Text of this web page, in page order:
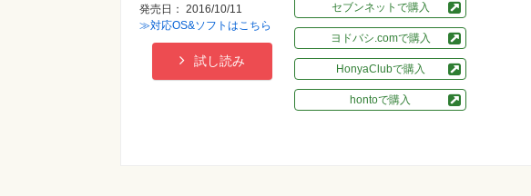
発売日： 2016/10/11
≫対応OS&ソフトはこちら
試し読み
セブンネットで購入
ヨドバシ.comで購入
HonyaClubで購入
hontoで購入